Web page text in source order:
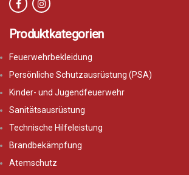
Produktkategorien
Feuerwehrbekleidung
Persönliche Schutzausrüstung (PSA)
Kinder- und Jugendfeuerwehr
Sanitätsausrüstung
Technische Hilfeleistung
Brandbekämpfung
Atemschutz